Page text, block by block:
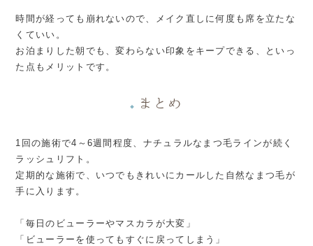
時間が経っても崩れないので、メイク直しに何度も席を立たな
くていい。
お泊まりした朝でも、変わらない印象をキープできる、といっ
た点もメリットです。
◆ まとめ
1回の施術で4～6週間程度、ナチュラルなまつ毛ラインが続く
ラッシュリフト。
定期的な施術で、いつでもきれいにカールした自然なまつ毛が
手に入ります。
「毎日のビューラーやマスカラが大変」
「ビューラーを使ってもすぐに戻ってしまう」